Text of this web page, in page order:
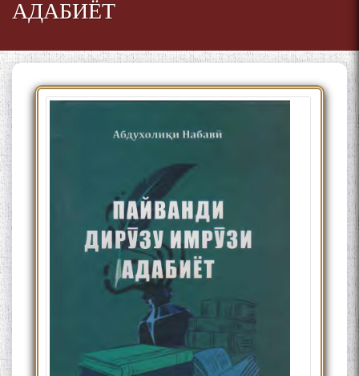
АДАБИЁТ